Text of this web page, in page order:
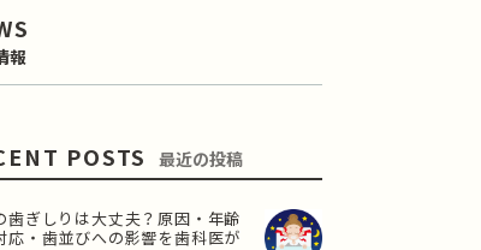
報
POSTS 最近の投稿
歯ぎしりは大丈夫？原因・年齢
応・歯並びへの影響を歯科医が